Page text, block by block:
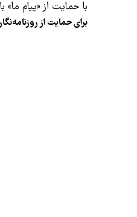
با حمایت از «پیام
برای حمایت از